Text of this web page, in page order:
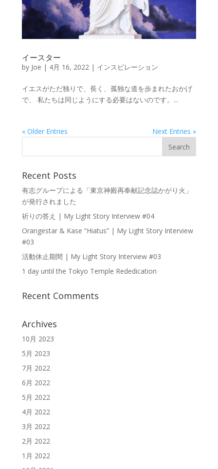
イースター
by Joe | 4月 16, 2022| インスピレーション
イエスがただ独りで、長く、孤独な道を歩まれたおかげ
で、 私たちは同じようにする必要はないのです。...
« Older Entries Next Entries »
Recent Posts
有志グループによる「東京神殿再奉献記念誌かがり火」
が発行されました
祈りの答え | My Light Story Interview #04
Orangestar & Kase “Hiatus” | My Light Story Interview
#03
活動休止期間 | My Light Story Interview #03
1 day until the Tokyo Temple Rededication
Recent Comments
Archives
10月 2023
5月 2023
7月 2022
6月 2022
5月 2022
4月 2022
3月 2022
2月 2022
1月 2022